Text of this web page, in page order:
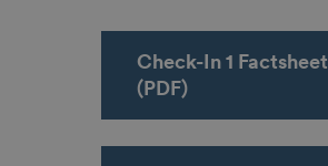
Check-In 1 Factsheet
(PDF)